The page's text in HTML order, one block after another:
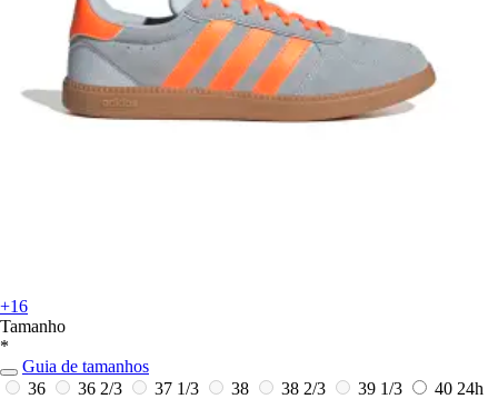
+16
Tamanho
*
Guia de tamanhos
36
36 2/3 37 1/3 38 38 2/3 39 1/3 40 24h